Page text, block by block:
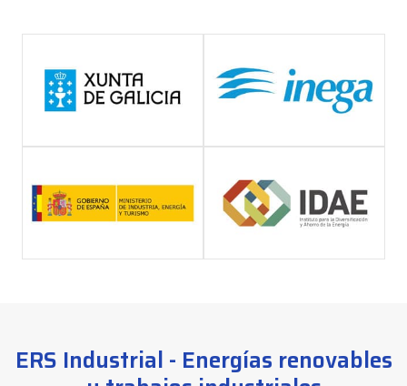
ERS Industrial - Energías renovables